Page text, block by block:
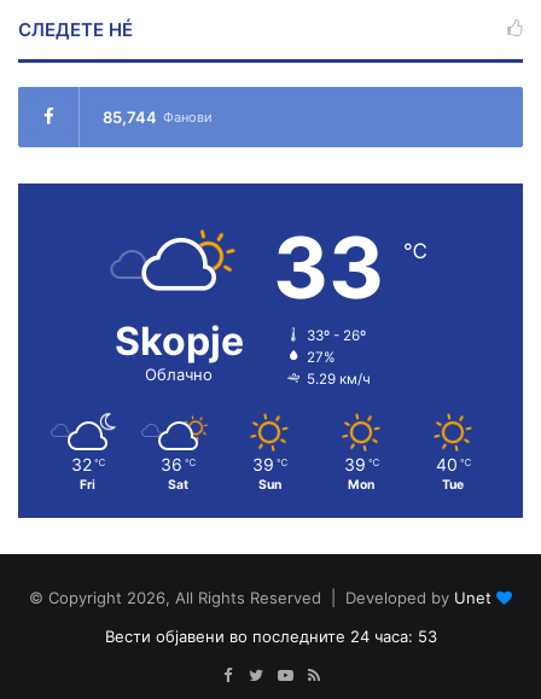
СЛЕДЕТЕ НÉ
85,744 Фанови
Skopje
Облачно
33 ℃
33º - 26º
27%
5.29 км/ч
32 ℃
Fri
36 ℃
Sat
39 ℃
Sun
39 ℃
Mon
40 ℃
Tue
© Copyright 2026, All Rights Reserved | Developed by Unet
Вести објавени во последните 24 часа: 53
Facebook
TwitterYouTube
RSS